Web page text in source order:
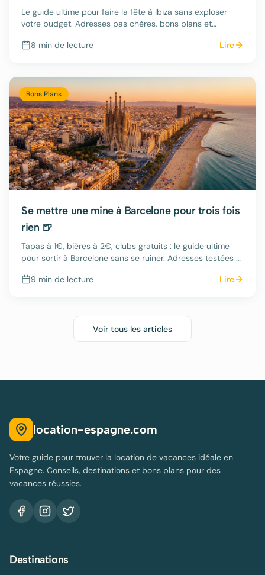
Le guide ultime pour faire la fête à Ibiza sans exploser
votre budget. Adresses pas chères, bons plans et
8 min de lecture Lire
Bons Plans
Se mettre une mine à Barcelone pour trois fois
rien 🍺
Tapas à 1€, bières à 2€, clubs gratuits : le guide ultime
pour sortir à Barcelone sans se ruiner. Adresses testées et
9 min de lecture Lire
Voir tous les articles
location-espagne.com
Votre guide pour trouver la location de vacances idéale en
Espagne. Conseils, destinations et bons plans pour des
vacances réussies.
Destinations